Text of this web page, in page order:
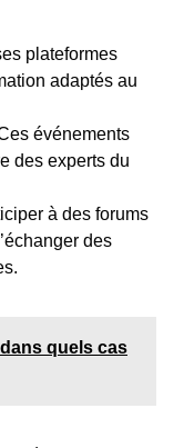
plateformes
adaptés au
événements
des experts du
à des forums
des
quels cas